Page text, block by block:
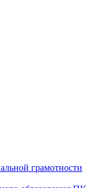
грамотности